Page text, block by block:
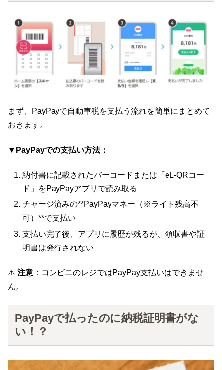
まず、PayPayで自動車税を支払う流れを簡単にまとめて
おきます。
▼PayPayでの支払い方法：
納付書に記載されたバーコードまたは「eL-QRコー
ド」をPayPayアプリで読み取る
チャージ済みの**PayPayマネー（※ライト残高不
可）**で支払い
支払い完了後、アプリに履歴が残るが、領収書や証
明書は発行されない
⚠️ 注意 ：コンビニのレジではPayPay支払いはできませ
ん。
PayPayで払ったのに納税証明書がな
い！？